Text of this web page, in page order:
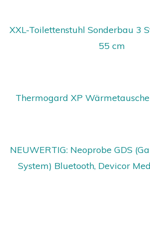
XXL-Toilettenstuhl Sonderbau 3
55 cm
Thermogard XP
NEUWERTIG: Neoprobe GDS
System) Bluetooth, Devicor